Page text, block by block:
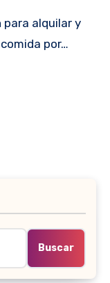
por…
Buscar